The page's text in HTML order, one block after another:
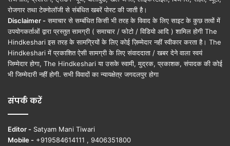
रोजगार तथा टेक्नोलॉजी से संबंधित खबरें पोस्ट की जाती है।
Disclaimer - समाचार से सम्बंधित किसी भी तरह के विवाद के लिए साइट के कुछ तत्वों में
उपयोगकर्ताओं द्वारा प्रस्तुत सामग्री ( समाचार / फोटो / विडियो आदि ) शामिल होगी The
Hindkeshari इस तरह के सामग्रियों के लिए कोई ज़िम्मेदार नहीं स्वीकार करता है। The
Hindkeshari में प्रकाशित ऐसी सामग्री के लिए संवाददाता / खबर देने वाला स्वयं
जिम्मेदार होगा, The Hindkeshari या उसके स्वामी, मुद्रक, प्रकाशक, संपादक की कोई
भी जिम्मेदारी नहीं होगी. सभी विवादों का न्यायक्षेत्र जगदलपुर होगा
संपर्क करें
Editor - Satyam Mani Tiwari
Mobile - +919584614111 , 9406351800